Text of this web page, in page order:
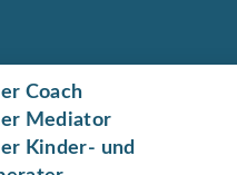
Coach
Mediator
Kinder- und